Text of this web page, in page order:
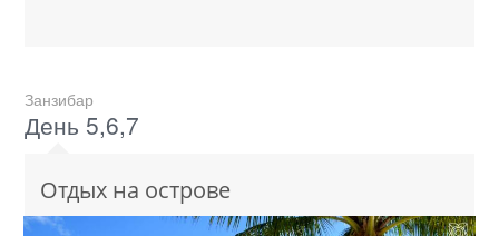
Занзибар
День 5,6,7
Отдых на острове